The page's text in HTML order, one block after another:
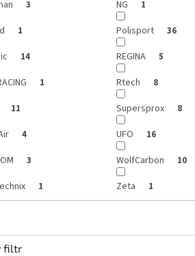
3 NG 1
1 Polisport 36
14 REGINA 5
1 Rtech 8
11 Supersprox 8
4 UFO 16
3 WolfCarbon 10
1 Zeta 1
filtr